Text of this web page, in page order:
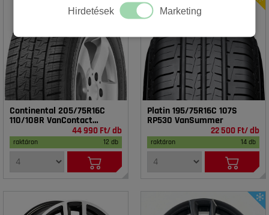
Continental 205/75R16C
110/108R VanContact
44 990 Ft/ db
raktáron 12 db
Platin 195/75R16C 107S
RP530 VanSummer
22 500 Ft/ db
raktáron 14 db
Hirdetések Marketing